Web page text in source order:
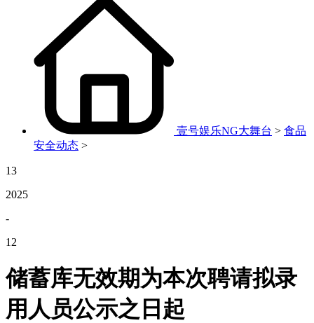
壹号娱乐NG大舞台 > 食品
安全动态 >
13
2025
-
12
储蓄库无效期为本次聘请拟录
用人员公示之日起